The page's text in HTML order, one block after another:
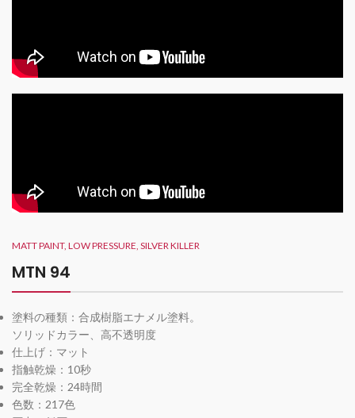
MATT PAINT, LOW PRESSURE, SILVER KILLER
MTN 94
塗料の種類：合成樹脂エナメル塗料。
ソリッドカラー、高不透明度
仕上げ：マット
指触乾燥：10秒
完全乾燥：24時間
色数：217色